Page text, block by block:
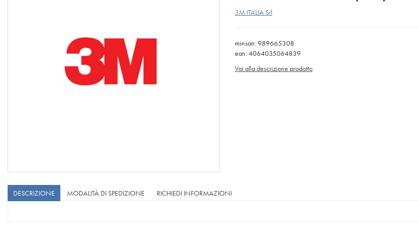
3M ITALIA Srl
minsan: 989665308
ean: 4064035064839
Vai alla descrizione prodotto
DESCRIZIONE MODALITÀ DI SPEDIZIONE RICHIEDI INFORMAZIONI